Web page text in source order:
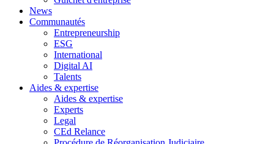
News
Communautés
Entrepreneurship
ESG
International
Digital AI
Talents
Aides & expertise
Aides & expertise
Experts
Legal
CEd Relance